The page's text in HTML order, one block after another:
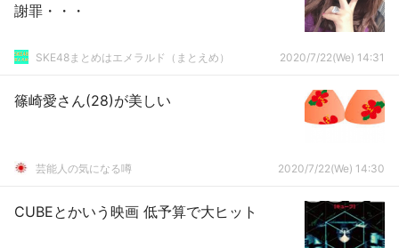
謝罪・・・
SKE48まとめはエメラルド（まとえめ） 2020/7/22(We) 14:31
篠崎愛さん(28)が美しい
芸能人の気になる噂 2020/7/22(We) 14:30
CUBEとかいう映画 低予算で大ヒット